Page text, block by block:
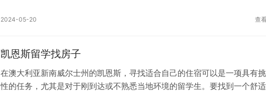
择。 研究不同地区：芝加哥有许多不同的社区，每个社区都有其独特的魅
民环境。研究每个地区，以找到与你的需求和偏好相符的住宿。 互联网搜
在寻找住宿时，最好的开始方法是通过在线房地产平台进行搜索。这将让
2024-05-20 查
凯恩斯留学找房子
在澳大利亚新南威尔士州的凯恩斯，寻找适合自己的住宿可以是一项具有
性的任务，尤其是对于刚到达或不熟悉当地环境的留学生。要找到一个舒